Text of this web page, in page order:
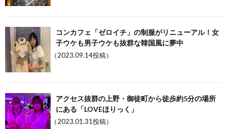
コンカフェ「ゼロイチ」の制服がリニューアル！女
子ウケも男子ウケも抜群な韓国風に夢中
（2023.09.14投稿）
アクセス抜群の上野・御徒町から徒歩約5分の場所
にある「LOVEほりっく」
（2023.01.31投稿）